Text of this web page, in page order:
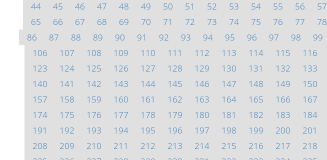
44
45 46 47 48 49 50 51 52 53 54 55 56 57
65
66 67 68 69 70 71 72 73 74 75 76 77 78
86
87 88 89 90 91 92 93 94 95 96 97 98 99
106
107 108 109 110 111 112 113 114 115 116
123
124 125 126 127 128 129 130 131 132 133
140
141 142 143 144 145 146 147 148 149 150
157
158 159 160 161 162 163 164 165 166 167
174
175 176 177 178 179 180 181 182 183 184
191
192 193 194 195 196 197 198 199 200 201
208
209 210 211 212 213 214 215 216 217 218